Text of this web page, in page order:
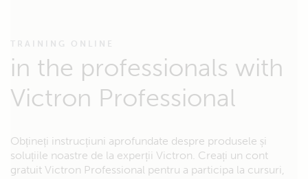
TRAINING ONLINE
in the professionals with
Victron Professional
Obțineți instrucțiuni aprofundate despre produsele și
soluțiile noastre de la experții Victron. Creați un cont
gratuit Victron Professional pentru a participa la cursuri,